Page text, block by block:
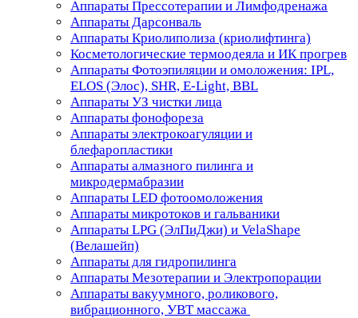
Аппараты Прессотерапии и Лимфодренажа
Аппараты Дарсонваль
Аппараты Криолиполиза (криолифтинга)
Косметологические термоодеяла и ИК прогрев
Аппараты Фотоэпиляции и омоложения: IPL,
ELOS (Элос), SHR, E-Light, BBL
Аппараты УЗ чистки лица
Аппараты фонофореза
Аппараты электрокоагуляции и
блефаропластики
Аппараты алмазного пилинга и
микродермабразии
Аппараты LED фотоомоложения
Аппараты микротоков и гальваники
Аппараты LPG (ЭлПиДжи) и VelaShape
(Велашейп)
Аппараты для гидропилинга
Аппараты Мезотерапии и Электропорации
Аппараты вакуумного, роликового,
вибрационного, УВТ массажа